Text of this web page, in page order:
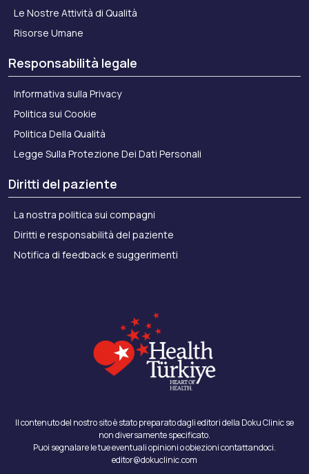
Le Nostre Attività di Qualità
Risorse Umane
Responsabilità legale
Informativa sulla Privacy
Politica sui Cookie
Politica Della Qualità
Legge Sulla Protezione Dei Dati Personali
Diritti del paziente
La nostra politica sui compagni
Diritti e responsabilità del paziente
Notifica di feedback e suggerimenti
Il contenuto del nostro sito è stato preparato dagli editori della Doku Clinic se
non diversamente specificato.
Puoi segnalare le tue eventuali opinioni o obiezioni contattandoci.
editor@dokuclinic.com